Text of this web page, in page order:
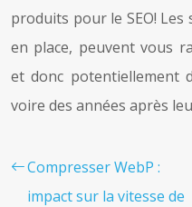
produits pour le SEO! Les
en place, peuvent vous
et donc potentiellement
voire des années après
Compresser WebP :
impact sur la vitesse de